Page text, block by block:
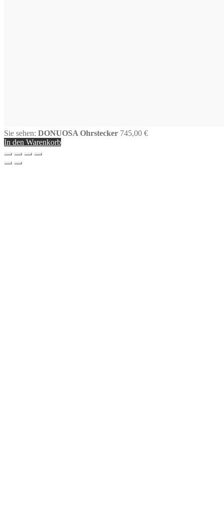
Sie sehen: DONUOSA Ohrstecker 745,00 €
In den Warenkorb